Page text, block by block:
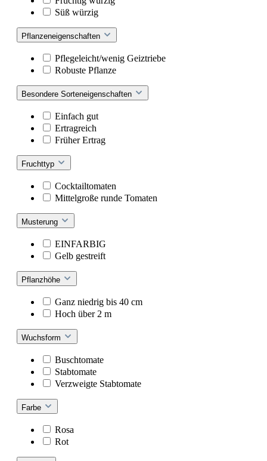
Süß würzig
Pflanzeneigenschaften
Pflegeleicht/wenig Geiztriebe
Robuste Pflanze
Besondere Sorteneigenschaften
Einfach gut
Ertragreich
Früher Ertrag
Fruchttyp
Cocktailtomaten
Mittelgroße runde Tomaten
Musterung
EINFARBIG
Gelb gestreift
Pflanzhöhe
Ganz niedrig bis 40 cm
Hoch über 2 m
Wuchsform
Buschtomate
Stabtomate
Verzweigte Stabtomate
Farbe
Rosa
Rot